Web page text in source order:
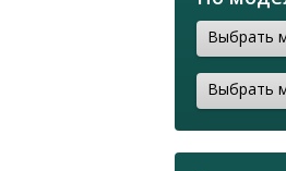
Выбрать
Выбрать